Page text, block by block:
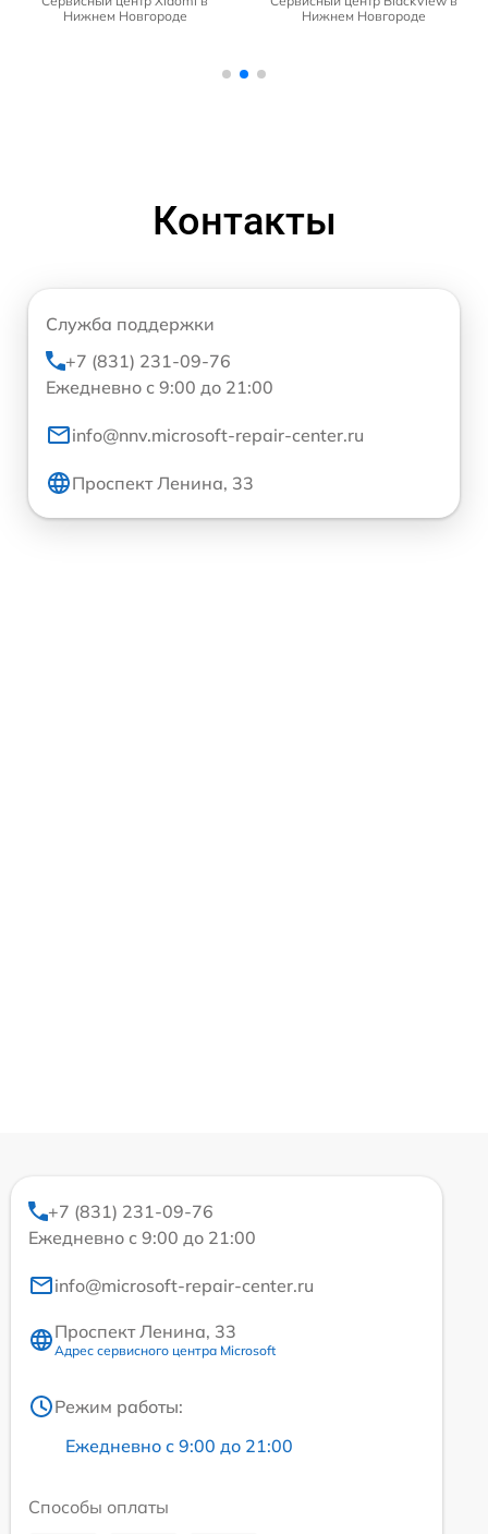
Нижнем Новгороде
Нижнем Новгороде
Контакты
Служба поддержки
+7 (831) 231-09-76
Ежедневно с 9:00 до 21:00
info@nnv.microsoft-repair-center.ru
Проспект Ленина, 33
+7 (831) 231-09-76
Ежедневно с 9:00 до 21:00
info@microsoft-repair-center.ru
Проспект Ленина, 33
Адрес сервисного центра Microsoft
Режим работы:
Ежедневно с 9:00 до 21:00
Способы оплаты